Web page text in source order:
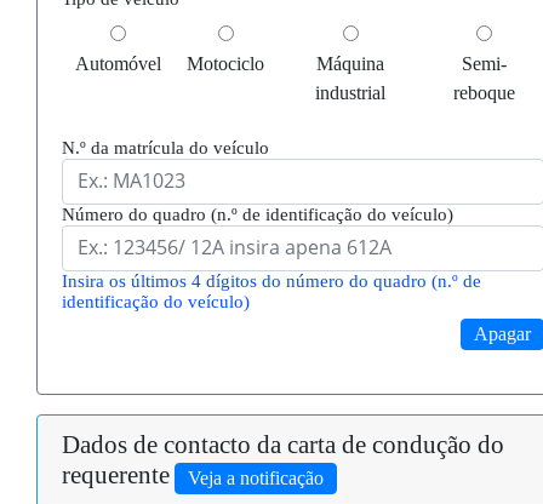
Automóvel Motociclo
Máquina
industrial
Semi-
reboque
N.º da matrícula do veículo
Número do quadro (n.º de identificação do veículo)
Insira os últimos 4 dígitos do número do quadro (n.º de
identificação do veículo)
Dados de contacto da carta de condução do
requerente
Veja a notificação